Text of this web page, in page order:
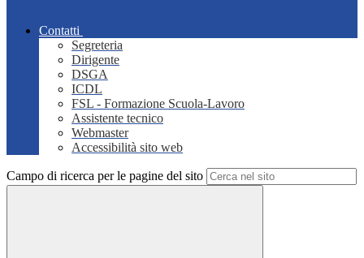
Contatti
Segreteria
Dirigente
DSGA
ICDL
FSL - Formazione Scuola-Lavoro
Assistente tecnico
Webmaster
Accessibilità sito web
Campo di ricerca per le pagine del sito